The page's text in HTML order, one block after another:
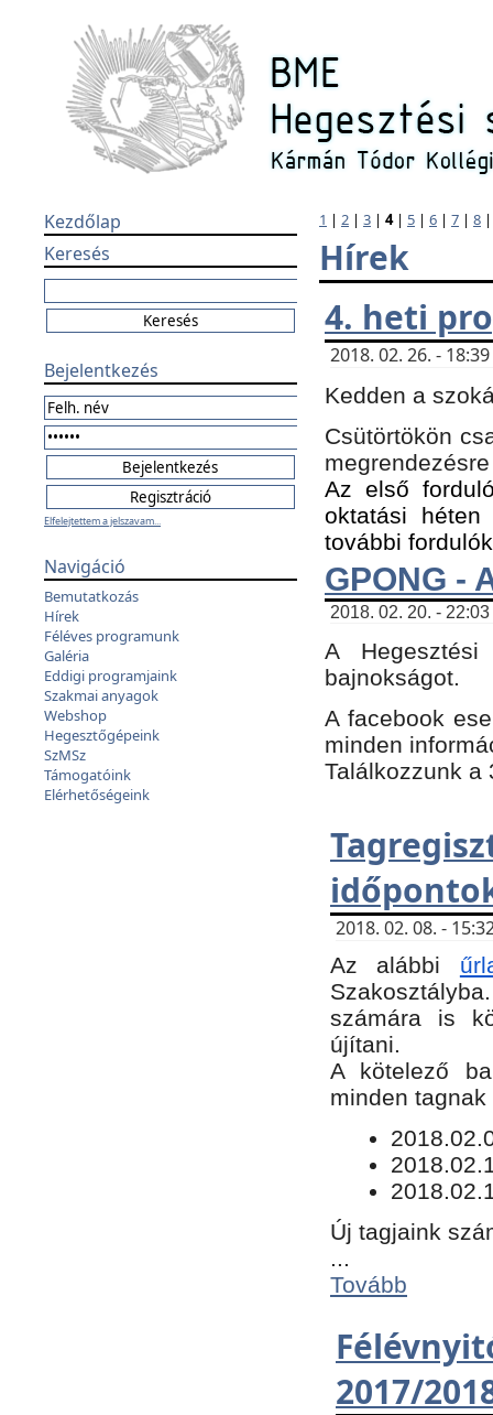
Kezdőlap
Keresés
Bejelentkezés
Elfelejtettem a jelszavam...
Navigáció
Bemutatkozás
Hírek
Féléves programunk
Galéria
Eddigi programjaink
Szakmai anyagok
Webshop
Hegesztőgépeink
SzMSz
Támogatóink
Elérhetőségeink
1 | 2 | 3 | 4| 5 | 6 | 7 | 8
Hírek
4. heti
2018. 02. 26. -
Kedden a
Csütörtökön
Az első
oktatási
további
GPONG -
2018. 02. 20. -
A
bajnokságot.
A facebook
minden
Találkozzunk a
2018. 02. 08. -
Az alábbi
számára is
újítani.
​A kötelező
minden
Új tagjaink
Tovább
2017/